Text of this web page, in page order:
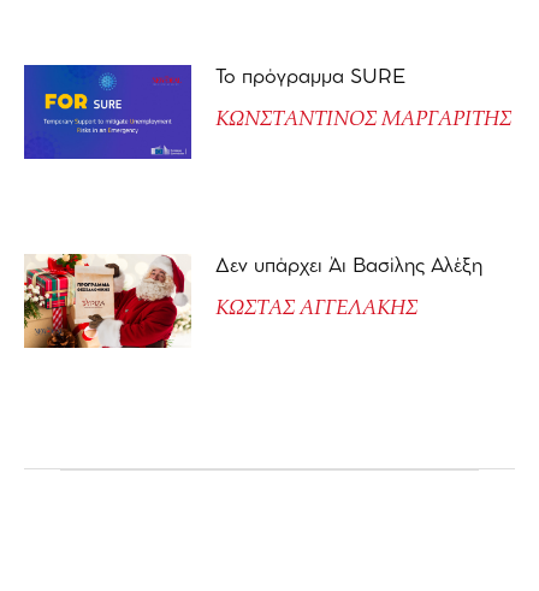
Το πρόγραμμα SURE
ΚΩΝΣΤΑΝΤΙΝΟΣ ΜΑΡΓΑΡΙΤΗΣ
Δεν υπάρχει Άι Βασίλης Αλέξη
ΚΩΣΤΑΣ ΑΓΓΕΛΑΚΗΣ